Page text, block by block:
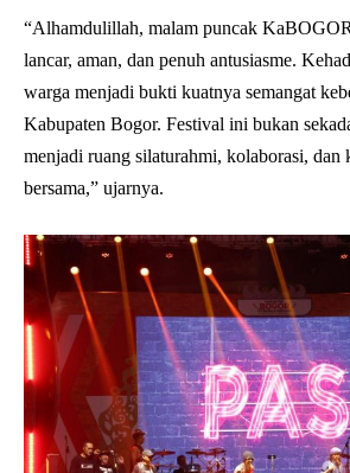
“Alhamdulillah, malam puncak
lancar, aman, dan penuh antusiasme.
warga menjadi bukti kuatnya semangat
Kabupaten Bogor. Festival ini bukan
menjadi ruang silaturahmi, kolaborasi, dan
bersama,” ujarnya.